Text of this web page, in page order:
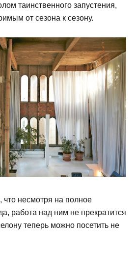
таинственного запустения,
от сезона к сезону.
несмотря на полное
работа над ним не прекратится
теперь можно посетить не